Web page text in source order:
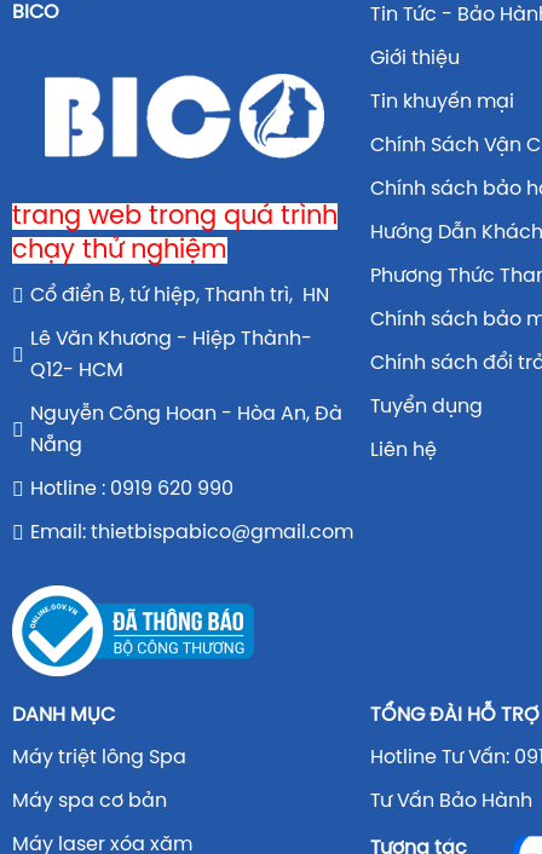
BICO
trang web trong quá trình
chạy thử nghiệm
Cổ điển B, tứ hiệp, Thanh trì, HN
Lê Văn Khương - Hiệp Thành-
Q12- HCM
Nguyễn Công Hoan - Hòa An, Đà
Nẵng
Hotline : 0919 620 990
Email: thietbispabico@gmail.com
Tin Tức - Bảo
Giới thiệu
Tin khuyến mại
Chính Sách Vận
Chính sách bảo
Hướng Dẫn
Phương Thức
Chính sách bảo
Chính sách đổi
Tuyển dụng
Liên hệ
DANH MỤC
Máy triệt lông Spa
Máy spa cơ bản
Máy laser xóa xăm
TỔNG ĐÀI HỖ TRỢ
Hotline Tư Vấn:
Tư Vấn Bảo Hành
Tương tác